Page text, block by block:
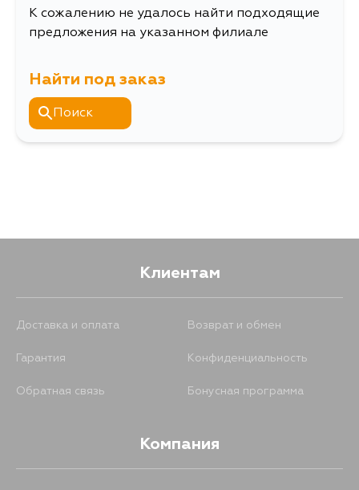
царапин Soft99 TOUCH UP PAINT
X07, флакон с кисточкой, 12 мл
К сожалению не удалось найти подходящие
предложения на указанном филиале
Найти под заказ
Поиск
Клиентам
Доставка и оплата Возврат и обмен
Гарантия Конфиденциальность
Обратная связь Бонусная программа
Компания